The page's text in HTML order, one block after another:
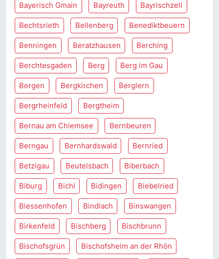
Bayerisch Gmain Bayreuth Bayrischzell
Bechtsrieth Bellenberg Benediktbeuern
Benningen Beratzhausen Berching
Berchtesgaden Berg Berg im Gau
Bergen Bergkirchen Berglern
Bergrheinfeld Bergtheim
Bernau am Chiemsee Bernbeuren
Berngau Bernhardswald Bernried
Betzigau Beutelsbach Biberbach
Biburg Bichl Bidingen Biebelried
Biessenhofen Bindlach Binswangen
Birkenfeld Bischberg Bischbrunn
Bischofsgrün Bischofsheim an der Rhön